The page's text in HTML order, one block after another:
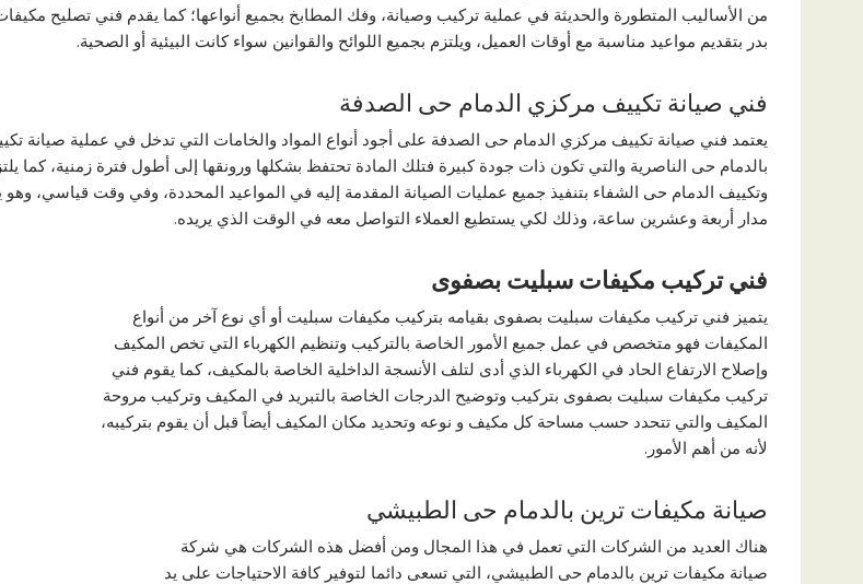
من الأساليب المتطورة والحديثة في عملية تركيب وصيانة، وفك المطابخ بجميع أنواعها؛ كما يقدم فني تصلیح
بدر بتقديم مواعيد مناسبة مع أوقات العميل، ويلتزم بجميع اللوائح والقوانين سواء كانت البيئية أو الصحية.
فني صیانة تكییف مركزي الدمام حى الصدفة
يعتمد فني صیانة تكییف مركزي الدمام حى الصدفة على أجود أنواع المواد والخامات التي تدخل في عملية صیانة
بالدمام حى الناصریة والتي تكون ذات جودة كبيرة فتلك المادة تحتفظ بشكلها ورونقها إلى أطول فترة زمنية، كما
وتكییف الدمام حى الشفاء بتنفيذ جميع عمليات الصيانة المقدمة إليه في المواعيد المحددة، وفي وقت قياسي، وهو
مدار أربعة وعشرين ساعة، وذلك لكي يستطيع العملاء التواصل معه في الوقت الذي يريده.
فني تركيب مكيفات سبليت بصفوى
يتميز فني تركيب مكيفات سبليت بصفوى بقيامه بتركيب مكيفات سبليت أو أي نوع آخر من أنواع
المكيفات فهو متخصص في عمل جميع الأمور الخاصة بالتركيب وتنظيم الكهرباء التي تخص المكيف
وإصلاح الارتفاع الحاد في الكهرباء الذي أدى لتلف الأنسجة الداخلية الخاصة بالمكيف، كما يقوم فني
تركيب مكيفات سبليت بصفوى بتركيب وتوضيح الدرجات الخاصة بالتبريد في المكيف وتركيب مروحة
المكيف والتي تتحدد حسب مساحة كل مكيف و نوعه وتحديد مكان المكيف أيضاً قبل أن يقوم بتركيبه،
لأنه من أهم الأمور.
صيانة مكيفات ترين بالدمام حى الطبيشي
هناك العديد من الشركات التي تعمل في هذا المجال ومن أفضل هذه الشركات هي شركة
صيانة مكيفات ترين بالدمام حى الطبيشي، التي تسعى دائما لتوفير كافة الاحتياجات على يد